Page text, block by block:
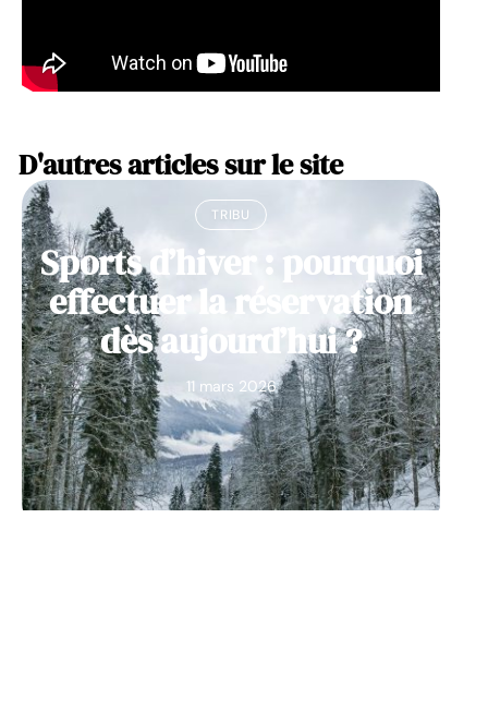
D'autres articles sur le site
TRIBU
Sports d’hiver : pourquoi
effectuer la réservation
dès aujourd’hui ?
11 mars 2026